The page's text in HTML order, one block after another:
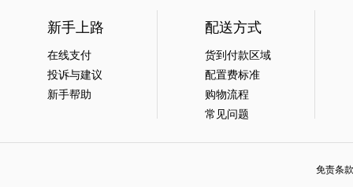
新手上路
在线支付
投诉与建议
新手帮助
配送方式
货到付款区域
配置费标准
购物流程
常见问题
免责条款